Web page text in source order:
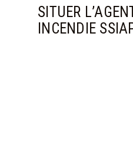
SITUER
INCENDIE